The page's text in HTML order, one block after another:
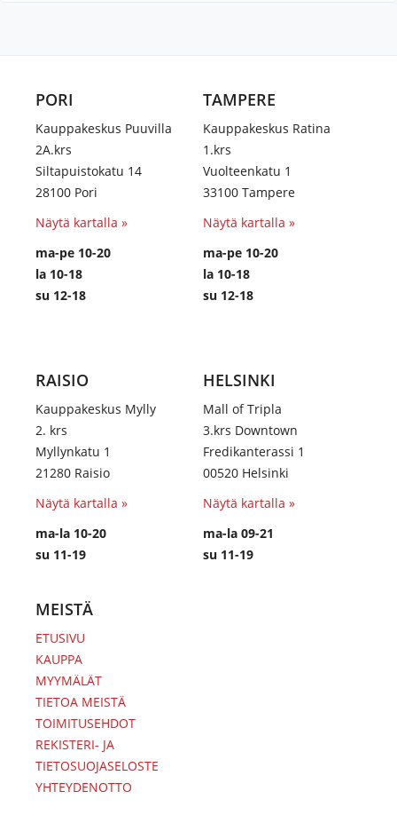
PORI
Kauppakeskus Puuvilla
2A.krs
Siltapuistokatu 14
28100 Pori
Näytä kartalla »
ma-pe 10-20
la 10-18
su 12-18
TAMPERE
Kauppakeskus Ratina
1.krs
Vuolteenkatu 1
33100 Tampere
Näytä kartalla »
ma-pe 10-20
la 10-18
su 12-18
RAISIO
Kauppakeskus Mylly
2. krs
Myllynkatu 1
21280 Raisio
Näytä kartalla »
ma-la 10-20
su 11-19
HELSINKI
Mall of Tripla
3.krs Downtown
Fredikanterassi 1
00520 Helsinki
Näytä kartalla »
ma-la 09-21
su 11-19
MEISTÄ
ETUSIVU
KAUPPA
MYYMÄLÄT
TIETOA MEISTÄ
TOIMITUSEHDOT
REKISTERI- JA
TIETOSUOJASELOSTE
YHTEYDENOTTO